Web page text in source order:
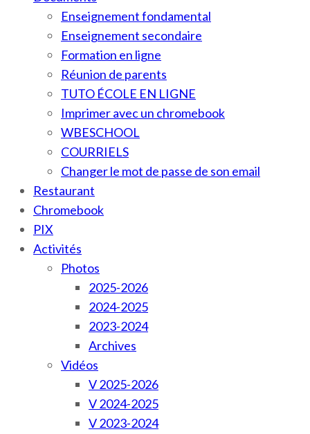
Enseignement fondamental
Enseignement secondaire
Formation en ligne
Réunion de parents
TUTO ÉCOLE EN LIGNE
Imprimer avec un chromebook
WBESCHOOL
COURRIELS
Changer le mot de passe de son email
Restaurant
Chromebook
PIX
Activités
Photos
2025-2026
2024-2025
2023-2024
Archives
Vidéos
V 2025-2026
V 2024-2025
V 2023-2024